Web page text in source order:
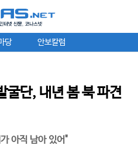
당 안보칼럼
굴단, 내년 봄 북 파견
아직 남아 있어"